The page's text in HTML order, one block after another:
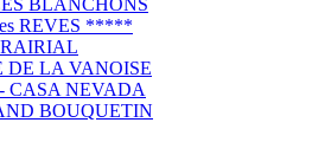
BLANCHONS
REVES *****
DE LA VANOISE
CASA NEVADA
BOUQUETIN